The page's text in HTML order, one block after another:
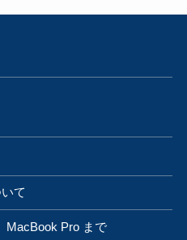
て
MacBook Pro まで